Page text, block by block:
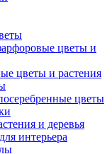
цветы и
цветы и растения
цветы
и деревья
интерьера